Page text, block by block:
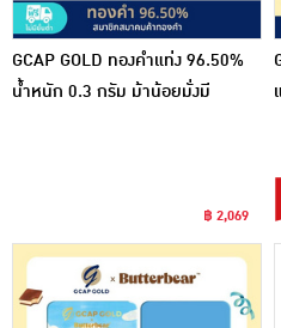
GCAP GOLD ทองคำแท่ง 96.50%
น้ำหนัก 0.3 กรัม ม้าน้อยมั่งมี
฿ 2,069